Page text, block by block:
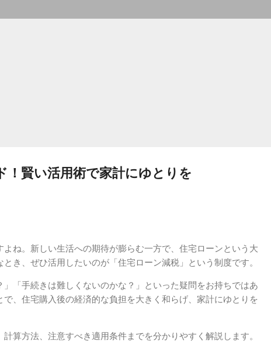
！賢い活用術で家計にゆとりを
ね。新しい生活への期待が膨らむ一方で、住宅ローンという大
き、ぜひ活用したいのが「住宅ローン減税」という制度です。
「手続きは難しくないのかな？」といった疑問をお持ちではあ
、住宅購入後の経済的な負担を大きく和らげ、家計にゆとりを
算方法、注意すべき適用条件までを分かりやすく解説します。